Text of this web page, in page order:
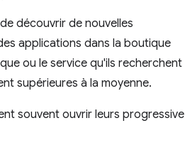
découvrir de nouvelles
applications dans la boutique
ou le service qu'ils recherchent
supérieures à la moyenne.
souvent ouvrir leurs progressive